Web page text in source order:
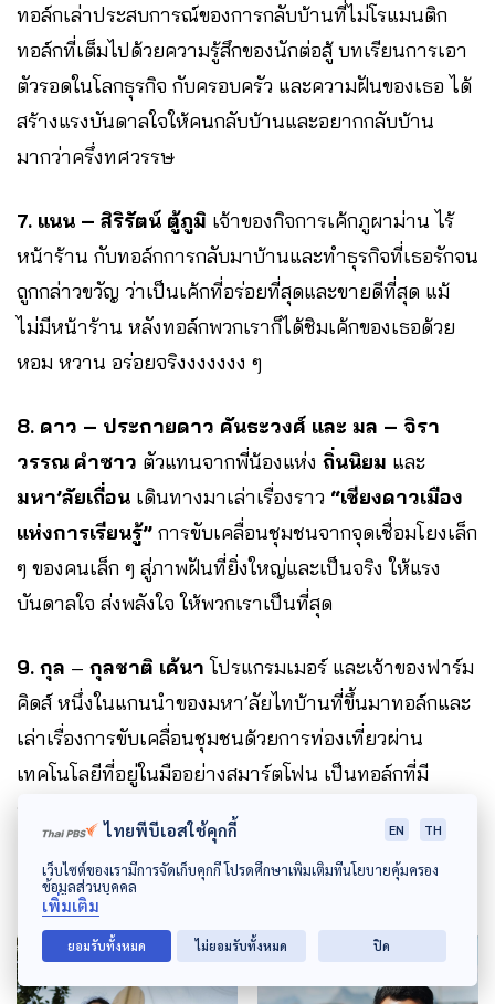
ทอล์กเล่าประสบการณ์ของการกลับบ้านที่ไม่โรแมนติก
ทอล์กที่เต็มไปด้วยความรู้สึกของนักต่อสู้ บทเรียนการเอา
ตัวรอดในโลกธุรกิจ กับครอบครัว และความฝันของเธอ ได้
สร้างแรงบันดาลใจให้คนกลับบ้านและอยากกลับบ้าน
มากว่าครึ่งทศวรรษ
7. แนน – สิริรัตน์ ตู้ภูมิ เจ้าของกิจการเค้กภูผาม่าน ไร้
หน้าร้าน กับทอล์กการกลับมาบ้านและทำธุรกิจที่เธอรักจน
ถูกกล่าวขวัญ ว่าเป็นเค้กที่อร่อยที่สุดและขายดีที่สุด แม้
ไม่มีหน้าร้าน หลังทอล์กพวกเราก็ได้ชิมเค้กของเธอด้วย
หอม หวาน อร่อยจริงงงงงงง ๆ
8. ดาว – ประกายดาว คันธะวงศ์ และ มล – จิรา
วรรณ คำซาว ตัวแทนจากพี่น้องแห่ง ถิ่นนิยม และ
มหา’ลัยเถื่อน เดินทางมาเล่าเรื่องราว “เชียงดาวเมือง
แห่งการเรียนรู้” การขับเคลื่อนชุมชนจากจุดเชื่อมโยงเล็ก
ๆ ของคนเล็ก ๆ สู่ภาพฝันที่ยิ่งใหญ่และเป็นจริง ให้แรง
บันดาลใจ ส่งพลังใจ ให้พวกเราเป็นที่สุด
9. กุล – กุลชาติ เค้นาโปรแกรมเมอร์ และเจ้าของฟาร์ม
คิดส์ หนึ่งในแกนนำของมหา’ลัยไทบ้านที่ขึ้นมาทอล์กและ
เล่าเรื่องการขับเคลื่อนชุมชนด้วยการท่องเที่ยวผ่าน
เทคโนโลยีที่อยู่ในมืออย่างสมาร์ตโฟน เป็นทอล์กที่มี
จังหวะ ชัดเจน เสียงหนักแน่น และยิ่งใหญ่ ผ่านร่างกายที่
เล็กบางของเขา
ไทยพีบีเอสใช้คุกกี้ EN TH
เว็บไซต์ของเรามีการจัดเก็บคุกกี้ โปรดศึกษาเพิ่มเติมที่นโยบายคุ้มครอง
ข้อมูลส่วนบุคคล
เพิ่มเติม
ยอมรับทั้งหมด ไม่ยอมรับทั้งหมด ปิด